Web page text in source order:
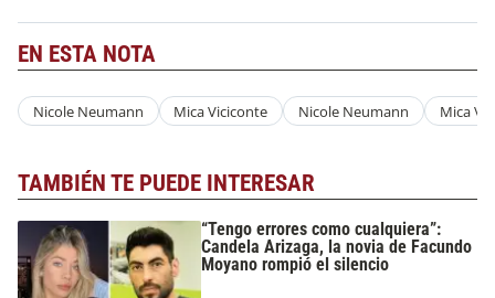
EN ESTA NOTA
Nicole Neumann Mica Viciconte Nicole Neumann Mica
TAMBIÉN TE PUEDE INTERESAR
“Tengo errores como cualquiera”:
Candela Arizaga, la novia de Facundo
Moyano rompió el silencio